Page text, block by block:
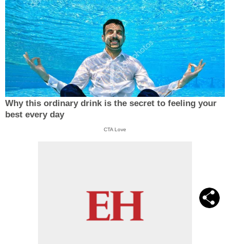
Why this ordinary drink is the secret to feeling your
best every day
CTA Love